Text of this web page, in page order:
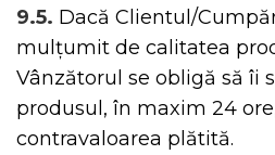
9.5. Dacă Clientul/
mulțumit de calitatea
Vânzătorul se obligă să îi
produsul, în maxim 24
contravaloarea plătită.